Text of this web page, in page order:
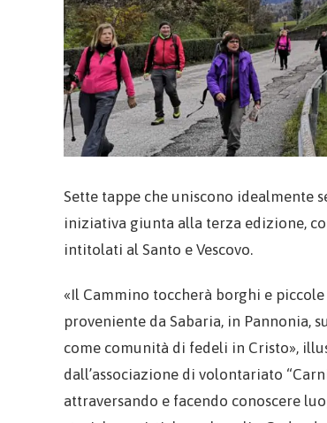
Sette tappe che uniscono idealmente
iniziativa giunta alla terza edizione,
intitolati al Santo e Vescovo.
«Il Cammino toccherà borghi e
proveniente da Sabaria, in Pannonia,
come comunità di fedeli in Cristo»,
dall’associazione di volontariato
attraversando e facendo conoscere